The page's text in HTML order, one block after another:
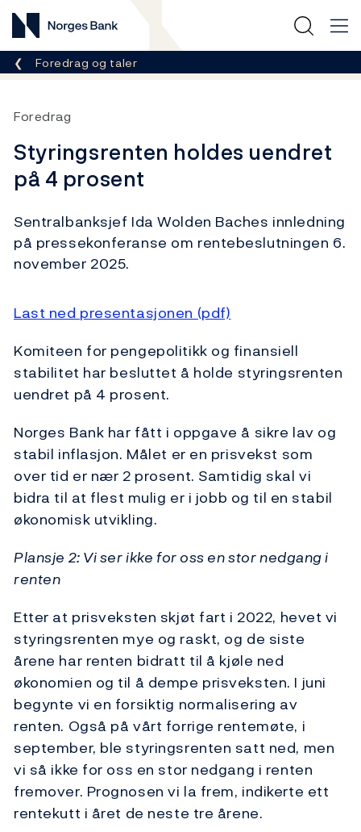
Norges Bank
Her er du nå:
Foredrag og taler
Foredrag
Styringsrenten holdes uendret
på 4 prosent
Sentralbanksjef Ida Wolden Baches innledning
på pressekonferanse om rentebeslutningen 6.
november 2025.
Last ned presentasjonen (pdf)
Komiteen for pengepolitikk og finansiell
stabilitet har besluttet å holde styringsrenten
uendret på 4 prosent.
Norges Bank har fått i oppgave å sikre lav og
stabil inflasjon. Målet er en prisvekst som
over tid er nær 2 prosent. Samtidig skal vi
bidra til at flest mulig er i jobb og til en stabil
økonomisk utvikling.
Plansje 2: Vi ser ikke for oss en stor nedgang i
renten
Etter at prisveksten skjøt fart i 2022, hevet vi
styringsrenten mye og raskt, og de siste
årene har renten bidratt til å kjøle ned
økonomien og til å dempe prisveksten. I juni
begynte vi en forsiktig normalisering av
renten. Også på vårt forrige rentemøte, i
september, ble styringsrenten satt ned, men
vi så ikke for oss en stor nedgang i renten
fremover. Prognosen vi la frem, indikerte ett
rentekutt i året de neste tre årene.